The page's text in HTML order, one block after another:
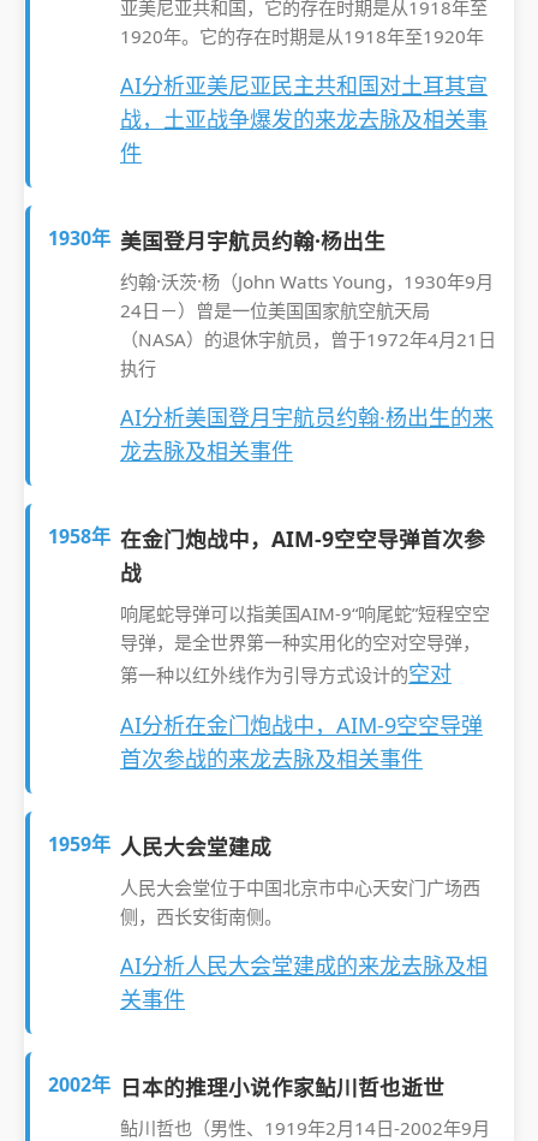
亚美尼亚共和国，它的存在时期是从1918年至
1920年。它的存在时期是从1918年至1920年
AI分析亚美尼亚民主共和国对土耳其宣
战，土亚战争爆发的来龙去脉及相关事
件
1930年 美国登月宇航员约翰·杨出生
约翰·沃茨·杨（John Watts Young，1930年9月
24日－）曾是一位美国国家航空航天局
（NASA）的退休宇航员，曾于1972年4月21日
执行
AI分析美国登月宇航员约翰·杨出生的来
龙去脉及相关事件
1958年 在金门炮战中，AIM-9空空导弹首次参
战
响尾蛇导弹可以指美国AIM-9“响尾蛇”短程空空
导弹，是全世界第一种实用化的空对空导弹，
第一种以红外线作为引导方式设计的空对
AI分析在金门炮战中，AIM-9空空导弹
首次参战的来龙去脉及相关事件
1959年 人民大会堂建成
人民大会堂位于中国北京市中心天安门广场西
侧，西长安街南侧。
AI分析人民大会堂建成的来龙去脉及相
关事件
2002年 日本的推理小说作家鲇川哲也逝世
鲇川哲也（男性、1919年2月14日-2002年9月